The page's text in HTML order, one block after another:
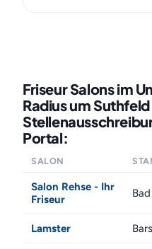
Friseur Salons im
Radius um
Portal:
SALON
Salon Rehse - Ihr
Friseur
Lamster